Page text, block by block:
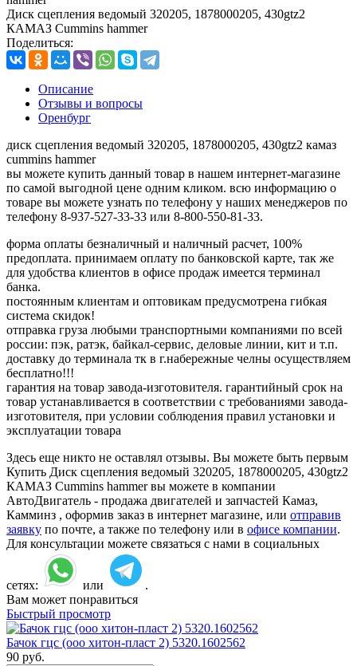
Диск сцепления ведомый 320205, 1878000205, 430gtz2
КАМАЗ Cummins hammer
Поделиться:
Описание
Отзывы и вопросы
Оренбург
диск сцепления ведомый 320205, 1878000205, 430gtz2 камаз
cummins hammer
вы можете купить данный товар в нашем интернет-магазине
по самой выгодной цене одним кликом. всю информацию о
товаре вы можете узнать по телефону у наших менеджеров по
телефону 8-937-527-33-33 или 8-800-550-81-33.
форма оплаты безналичный и наличный расчет, 100%
предоплата. принимаем оплату по банковской карте, так же
для удобства клиентов в офисе продаж имеется терминал
банка.
постоянным клиентам и оптовикам предусмотрена гибкая
система скидок!
отправка груза любыми транспортными компаниями по всей
россии: пэк, ратэк, байкал-сервис, деловые линии, кит и т.п.
доставку до терминала тк в г.набережные челны осуществляем
бесплатно!!!
гарантия на товар завода-изготовителя. гарантийный срок на
товар устанавливается в соответствии с требованиями завода-
изготовителя, при условии соблюдения правил установки и
эксплуатации товара
Здесь еще никто не оставлял отзывы. Вы можете быть первым
Купить Диск сцепления ведомый 320205, 1878000205, 430gtz2
КАМАЗ Cummins hammer вы можете в компании
АвтоДвигатель - продажа двигателей и запчастей Камаз,
Камминз , оформив заказ в интернет магазине, или отправив
заявку по почте, а также по телефону или в офисе компании.
Для консультации можете связаться с нами в социальных
сетях: или
.
Вам может понравиться
Быстрый просмотр
Бачок гцс (ооо хитон-пласт 2) 5320.1602562
90 руб.